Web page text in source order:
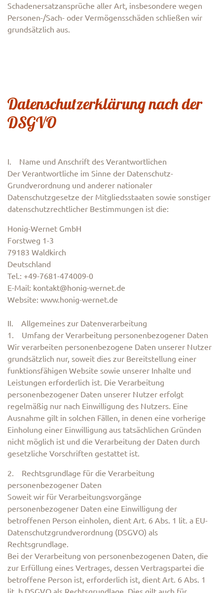
Schadenersatzansprüche aller Art, insbesondere wegen
Personen-/Sach- oder Vermögensschäden schließen wir
grundsätzlich aus.
Datenschutzerklärung nach der
DSGVO
I. Name und Anschrift des Verantwortlichen
Der Verantwortliche im Sinne der Datenschutz-
Grundverordnung und anderer nationaler
Datenschutzgesetze der Mitgliedsstaaten sowie sonstiger
datenschutzrechtlicher Bestimmungen ist die:
Honig-Wernet GmbH
Forstweg 1-3
79183 Waldkirch
Deutschland
Tel.: +49-7681-474009-0
E-Mail: kontakt@honig-wernet.de
Website: www.honig-wernet.de
II. Allgemeines zur Datenverarbeitung
1. Umfang der Verarbeitung personenbezogener Daten
Wir verarbeiten personenbezogene Daten unserer Nutzer
grundsätzlich nur, soweit dies zur Bereitstellung einer
funktionsfähigen Website sowie unserer Inhalte und
Leistungen erforderlich ist. Die Verarbeitung
personenbezogener Daten unserer Nutzer erfolgt
regelmäßig nur nach Einwilligung des Nutzers. Eine
Ausnahme gilt in solchen Fällen, in denen eine vorherige
Einholung einer Einwilligung aus tatsächlichen Gründen
nicht möglich ist und die Verarbeitung der Daten durch
gesetzliche Vorschriften gestattet ist.
2. Rechtsgrundlage für die Verarbeitung
personenbezogener Daten
Soweit wir für Verarbeitungsvorgänge
personenbezogener Daten eine Einwilligung der
betroffenen Person einholen, dient Art. 6 Abs. 1 lit. a EU-
Datenschutzgrundverordnung (DSGVO) als
Rechtsgrundlage.
Bei der Verarbeitung von personenbezogenen Daten, die
zur Erfüllung eines Vertrages, dessen Vertragspartei die
betroffene Person ist, erforderlich ist, dient Art. 6 Abs. 1
lit. b DSGVO als Rechtsgrundlage. Dies gilt auch für